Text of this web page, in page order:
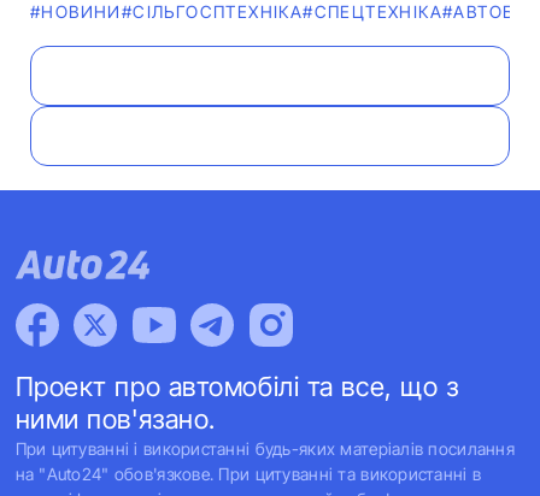
#НОВИНИ#СІЛЬГОСПТЕХНІКА#СПЕЦТЕХНІКА
Проект про автомобілі та все, що з
ними пов'язано.
При цитуванні і використанні будь-яких матеріалів посилання
на "Auto24" обов'язкове. При цитуванні та використанні в